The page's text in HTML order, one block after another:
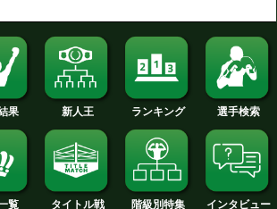
2015年
2014年